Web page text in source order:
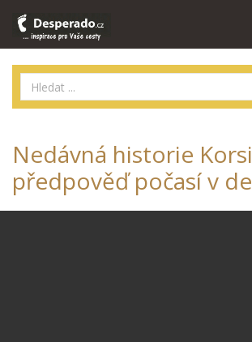
Nedávná historie
předpověď počasí v